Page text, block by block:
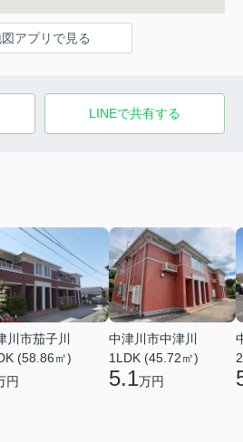
アプリで見る
LINEで共有する
川市茄子川
(58.86㎡)
円
中津川市中津川
1LDK (45.72㎡)
5.1万円